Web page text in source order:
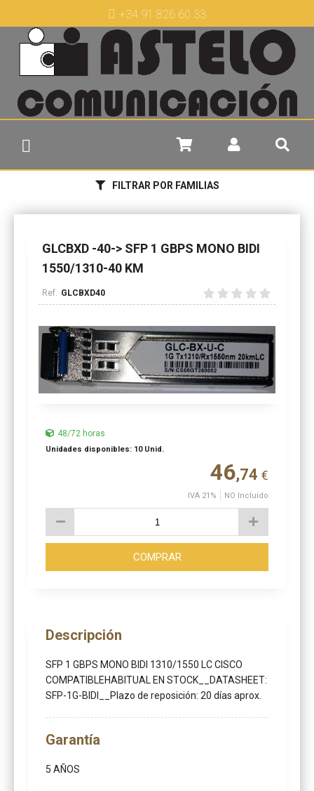
+34 91 826 60 33
FILTRAR POR FAMILIAS
GLCBXD -40-> SFP 1 GBPS MONO BIDI
1550/1310-40 KM
GLCBXD40
48/72 horas
Unidades disponibles: 10 Unid.
46,74 €
IVA 21% NO Incluido
COMPRAR
Descripción
SFP 1 GBPS MONO BIDI 1310/1550 LC CISCO
COMPATIBLEHABITUAL EN STOCK__DATASHEET:
SFP-1G-BIDI__Plazo de reposición: 20 días aprox.
Garantía
5 AÑOS